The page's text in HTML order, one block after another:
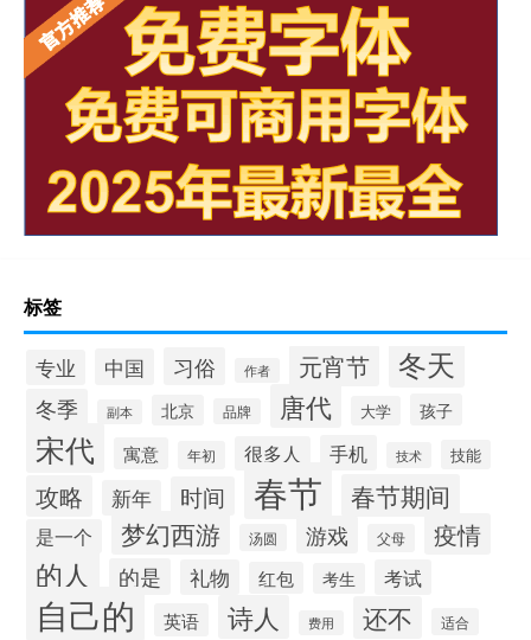
标签
专业 中国 习俗 作者 元宵节 冬天
冬季 副本 北京 品牌 唐代 大学 孩子
宋代 寓意 年初 很多人 手机 技术 技能
攻略 新年 时间 春节 春节期间
是一个 梦幻西游 汤圆 游戏 父母 疫情
的人 的是 礼物 红包 考生 考试
自己的 英语 诗人 费用 还不 适合